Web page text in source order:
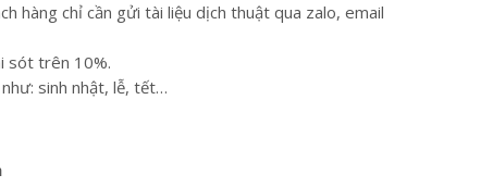
hàng chỉ cần gửi tài liệu dịch thuật qua zalo, email
sót trên 10%.
sinh nhật, lễ, tết…